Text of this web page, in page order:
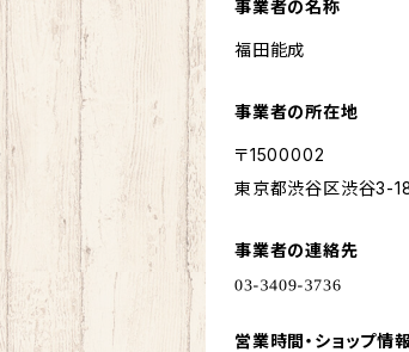
事業者の名称
福田能成
事業者の所在地
〒1500002
東京都渋谷区渋谷3-
事業者の連絡先
営業時間・ショップ情